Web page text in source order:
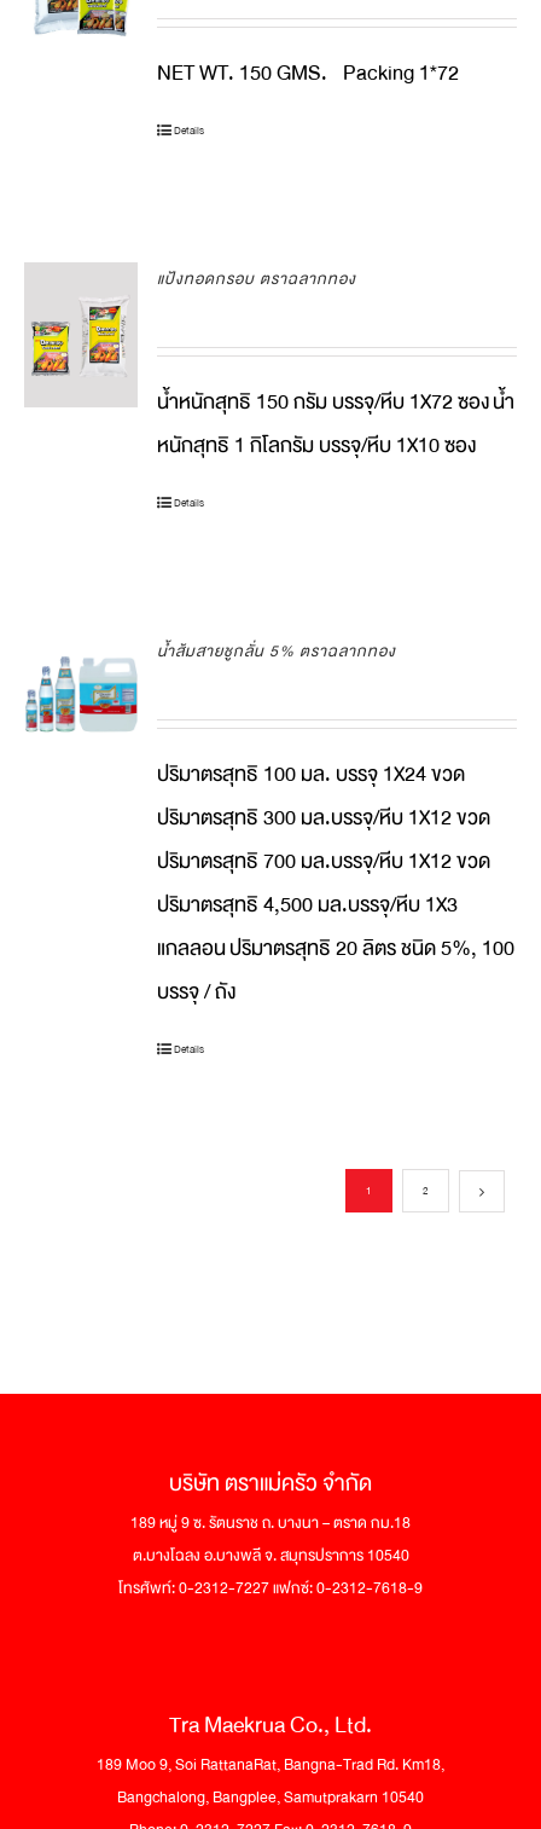
NET WT. 150 GMS. Packing 1*72
Details
แป้งทอดกรอบ ตราฉลากทอง
น้ำหนักสุทธิ 150 กรัม บรรจุ/หีบ 1X72 ซองน้ำ
หนักสุทธิ 1 กิโลกรัม บรรจุ/หีบ 1X10 ซอง
Details
น้ำส้มสายชูกลั่น 5% ตราฉลากทอง
ปริมาตรสุทธิ 100 มล. บรรจุ 1X24 ขวด
ปริมาตรสุทธิ 300 มล.บรรจุ/หีบ 1X12 ขวด
ปริมาตรสุทธิ 700 มล.บรรจุ/หีบ 1X12 ขวด
ปริมาตรสุทธิ 4,500 มล.บรรจุ/หีบ 1X3
แกลลอนปริมาตรสุทธิ 20 ลิตร ชนิด 5%, 100
บรรจุ / ถัง
Details
1 2
บริษัท ตราแม่ครัว จำกัด
189 หมู่ 9 ซ. รัตนราช ถ. บางนา – ตราด กม.18
ต.บางโฉลง อ.บางพลี จ. สมุทรปราการ 10540
โทรศัพท์: 0-2312-7227 แฟกซ์: 0-2312-7618-9
Tra Maekrua Co., Ltd.
189 Moo 9, Soi RattanaRat, Bangna-Trad Rd. Km18,
Bangchalong, Bangplee, Samutprakarn 10540